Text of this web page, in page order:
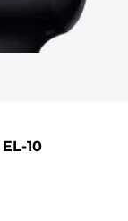
10